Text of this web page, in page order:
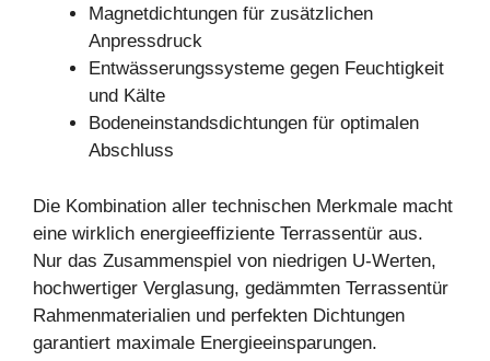
Magnetdichtungen für zusätzlichen
Anpressdruck
Entwässerungssysteme gegen Feuchtigkeit
und Kälte
Bodeneinstandsdichtungen für optimalen
Abschluss
Die Kombination aller technischen Merkmale macht
eine wirklich energieeffiziente Terrassentür aus.
Nur das Zusammenspiel von niedrigen U-Werten,
hochwertiger Verglasung, gedämmten Terrassentür
Rahmenmaterialien und perfekten Dichtungen
garantiert maximale Energieeinsparungen.